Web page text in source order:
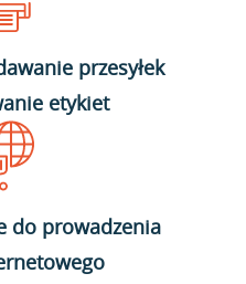
przesyłek
etykiet
do prowadzenia